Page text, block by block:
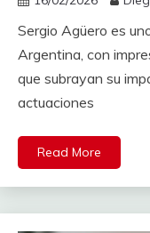
Sergio Agüero es
Argentina, con
que subrayan su
actuaciones
Read More